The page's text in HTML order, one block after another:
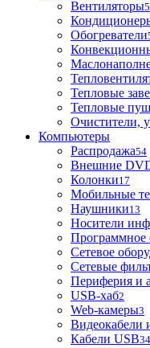
Вентиляторы5
Обогреватели
Тепловые
Тепловые
Очистители,
Компьютеры
Распродажа54
Внешние
Колонки17
Мобильные
Наушники13
Носители
Программное
Сетевое
Сетевые
Периферия и
USB-хаб2
Web-камеры3
Видеокабели
Кабели USB34